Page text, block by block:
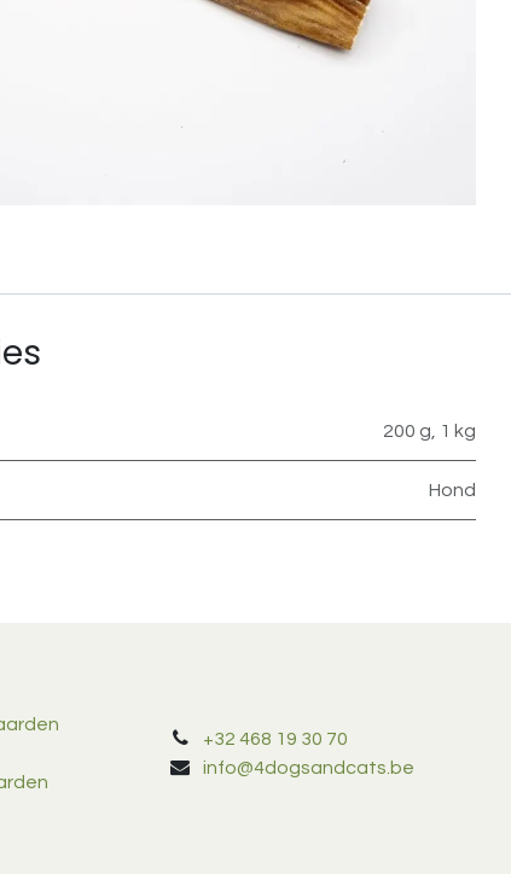
200 g, 1 kg
Hond
+32 468 19 30 70
info@4dogsandcats.be